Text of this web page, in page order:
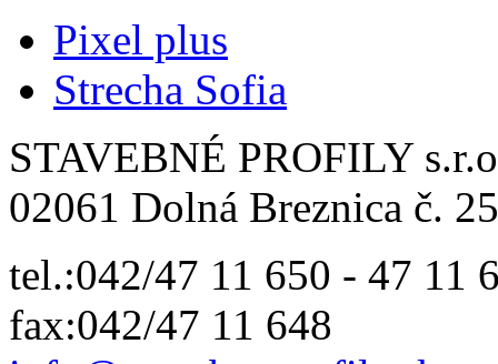
Pixel plus
Strecha Sofia
STAVEBNÉ PROFILY
02061 Dolná Breznica č.
tel.:042/47 11 650 - 47 11
fax:042/47 11 648